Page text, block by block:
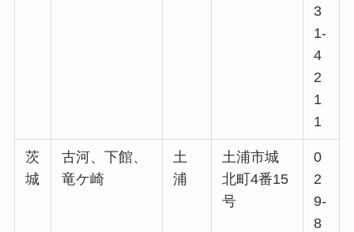
3
1-
4
2
1
1
茨
城
古河、下館、
竜ケ崎
土
浦
土浦市城
北町4番15
号
0
2
9-
8